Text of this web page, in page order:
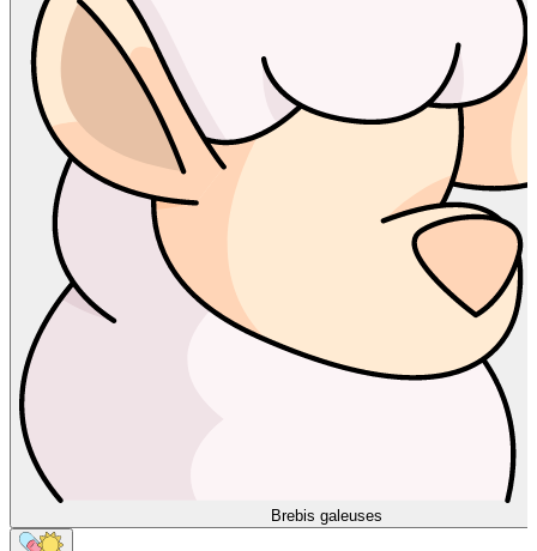
Brebis galeuses